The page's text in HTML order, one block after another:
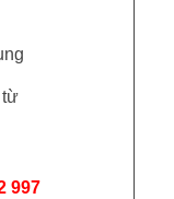
từ
997